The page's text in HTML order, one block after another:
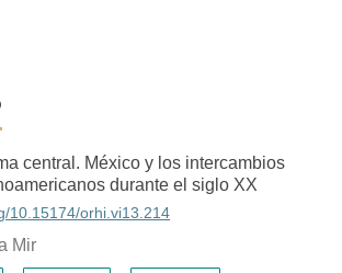
central. México y los intercambios
durante el siglo XX
10.15174/orhi.vi13.214
Mir